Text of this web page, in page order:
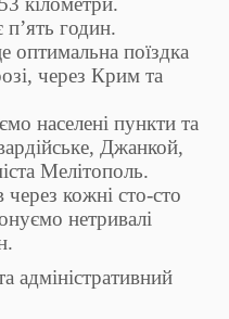
п’ять годин.
оптимальна поїздка
через Крим та
населені пункти та
Джанкой,
Мелітополь.
кожні сто-сто
нетривалі
адміністративний